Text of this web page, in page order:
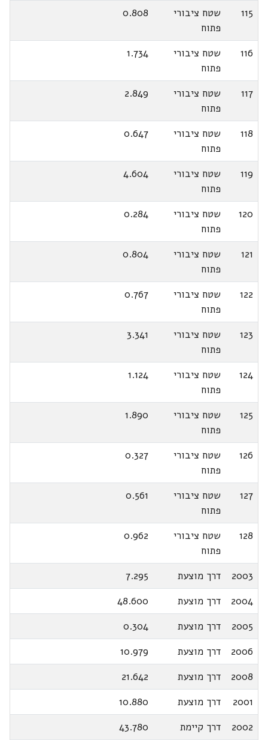
115
שטח ציבורי
פתוח
0.808
116
שטח ציבורי
פתוח
1.734
117
שטח ציבורי
פתוח
2.849
118
שטח ציבורי
פתוח
0.647
119
שטח ציבורי
פתוח
4.604
120
שטח ציבורי
פתוח
0.284
121
שטח ציבורי
פתוח
0.804
122
שטח ציבורי
פתוח
0.767
123
שטח ציבורי
פתוח
3.341
124
שטח ציבורי
פתוח
1.124
125
שטח ציבורי
פתוח
1.890
126
שטח ציבורי
פתוח
0.327
127
שטח ציבורי
פתוח
0.561
128
שטח ציבורי
פתוח
0.962
2003 דרך מוצעת
7.295
2004
דרך מוצעת
48.600
2005
דרך מוצעת
0.304
2006
דרך מוצעת
10.979
2008
דרך מוצעת
21.642
2001
דרך מוצעת
10.880
2002
דרך קיימת
43.780